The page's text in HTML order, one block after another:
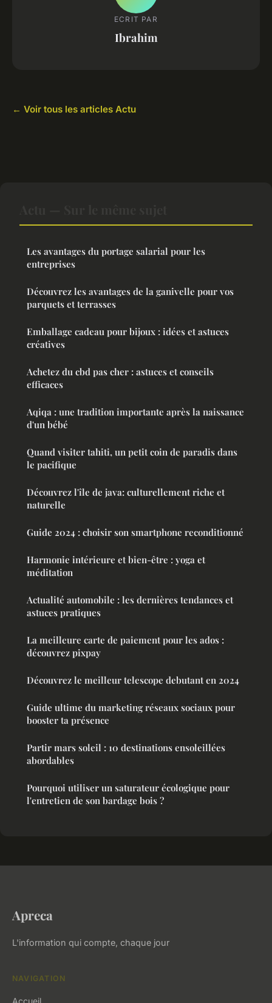
ECRIT PAR
Ibrahim
← Voir tous les articles Actu
Les avantages du portage salarial pour les
entreprises
Découvrez les avantages de la ganivelle pour vos
parquets et terrasses
Emballage cadeau pour bijoux : idées et astuces
créatives
Achetez du cbd pas cher : astuces et conseils
efficaces
Aqiqa : une tradition importante après la naissance
d'un bébé
Quand visiter tahiti, un petit coin de paradis dans
le pacifique
Découvrez l'île de java: culturellement riche et
naturelle
Guide 2024 : choisir son smartphone reconditionné
Harmonie intérieure et bien-être : yoga et
méditation
Actualité automobile : les dernières tendances et
astuces pratiques
La meilleure carte de paiement pour les ados :
découvrez pixpay
Découvrez le meilleur telescope debutant en 2024
Guide ultime du marketing réseaux sociaux pour
booster ta présence
Partir mars soleil : 10 destinations ensoleillées
abordables
Pourquoi utiliser un saturateur écologique pour
l'entretien de son bardage bois ?
Apreca
L'information qui compte, chaque jour
NAVIGATION